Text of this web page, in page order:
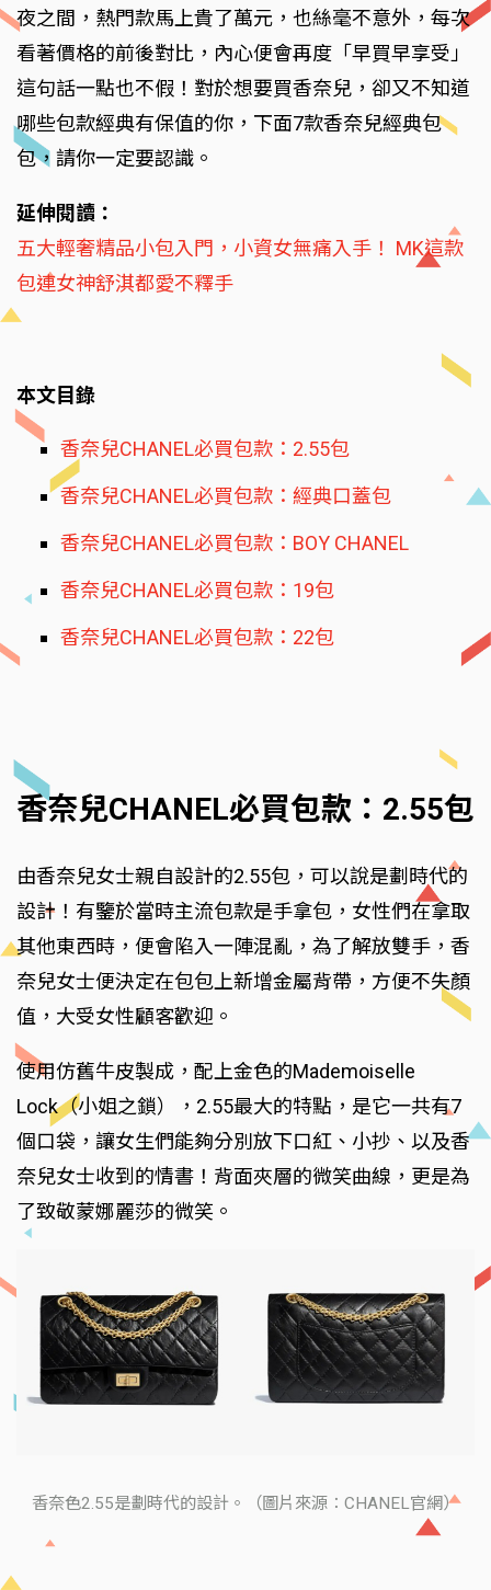
夜之間，熱門款馬上貴了萬元，也絲毫不意外，每次
看著價格的前後對比，內心便會再度「早買早享受」
這句話一點也不假！對於想要買香奈兒，卻又不知道
哪些包款經典有保值的你，下面7款香奈兒經典包
包，請你一定要認識。
延伸閱讀：
五大輕奢精品小包入門，小資女無痛入手！ MK這款
包連女神舒淇都愛不釋手
本文目錄
香奈兒CHANEL必買包款：2.55包
香奈兒CHANEL必買包款：經典口蓋包
香奈兒CHANEL必買包款：BOY CHANEL
香奈兒CHANEL必買包款：19包
香奈兒CHANEL必買包款：22包
香奈兒CHANEL必買包款：2.55包
由香奈兒女士親自設計的2.55包，可以說是劃時代的
設計！有鑒於當時主流包款是手拿包，女性們在拿取
其他東西時，便會陷入一陣混亂，為了解放雙手，香
奈兒女士便決定在包包上新增金屬背帶，方便不失顏
值，大受女性顧客歡迎。
使用仿舊牛皮製成，配上金色的Mademoiselle
Lock（小姐之鎖），2.55最大的特點，是它一共有7
個口袋，讓女生們能夠分別放下口紅、小抄、以及香
奈兒女士收到的情書！背面夾層的微笑曲線，更是為
了致敬蒙娜麗莎的微笑。
香奈色2.55是劃時代的設計。（圖片來源：CHANEL官網）